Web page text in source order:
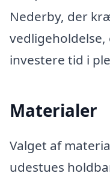
Nederby, der
investere tid i
Materialer
Valget af
udestues